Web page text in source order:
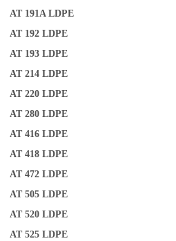
AT 191A LDPE
AT 192 LDPE
AT 193 LDPE
AT 214 LDPE
AT 220 LDPE
AT 280 LDPE
AT 416 LDPE
AT 418 LDPE
AT 472 LDPE
AT 505 LDPE
AT 520 LDPE
AT 525 LDPE